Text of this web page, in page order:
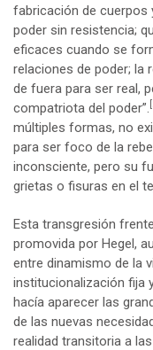
fabricación de cuerpos
poder sin resistencia;
eficaces cuando se
relaciones de poder; la
de fuera para ser real,
compatriota del poder”.
múltiples formas, no
para ser foco de la
inconsciente, pero su
grietas o fisuras en el
Esta transgresión
promovida por Hegel,
entre dinamismo de la
institucionalización fija
hacía aparecer las
de las nuevas
realidad transitoria a